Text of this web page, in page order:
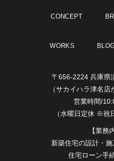
CONCEPT
WORKS
〒656-2224 兵庫県
（サカイハラ津名店
営業時間/
（水曜日定休 ※祝
【業務
新築住宅の設計・施
住宅ローン手